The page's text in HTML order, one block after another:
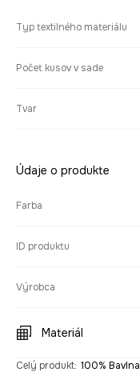
Typ textilného materiálu
Počet kusov v sade
Tvar
Údaje o produkte
Farba
ID produktu
Výrobca
Materiál
Celý produkt: 100% Bavlna